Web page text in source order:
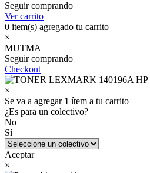
Seguir comprando
Ver carrito
0 item(s) agregado tu carrito
×
MUTMA
Seguir comprando
Checkout
×
Se va a agregar 1 ítem a tu carrito
¿Es para un colectivo?
No
Sí
Aceptar
×